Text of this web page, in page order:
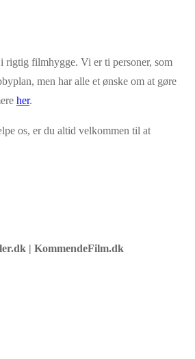
rigtig filmhygge. Vi er ti personer, som
men har alle et ønske om at gøre
her.
os, er du altid velkommen til at
| KommendeFilm.dk